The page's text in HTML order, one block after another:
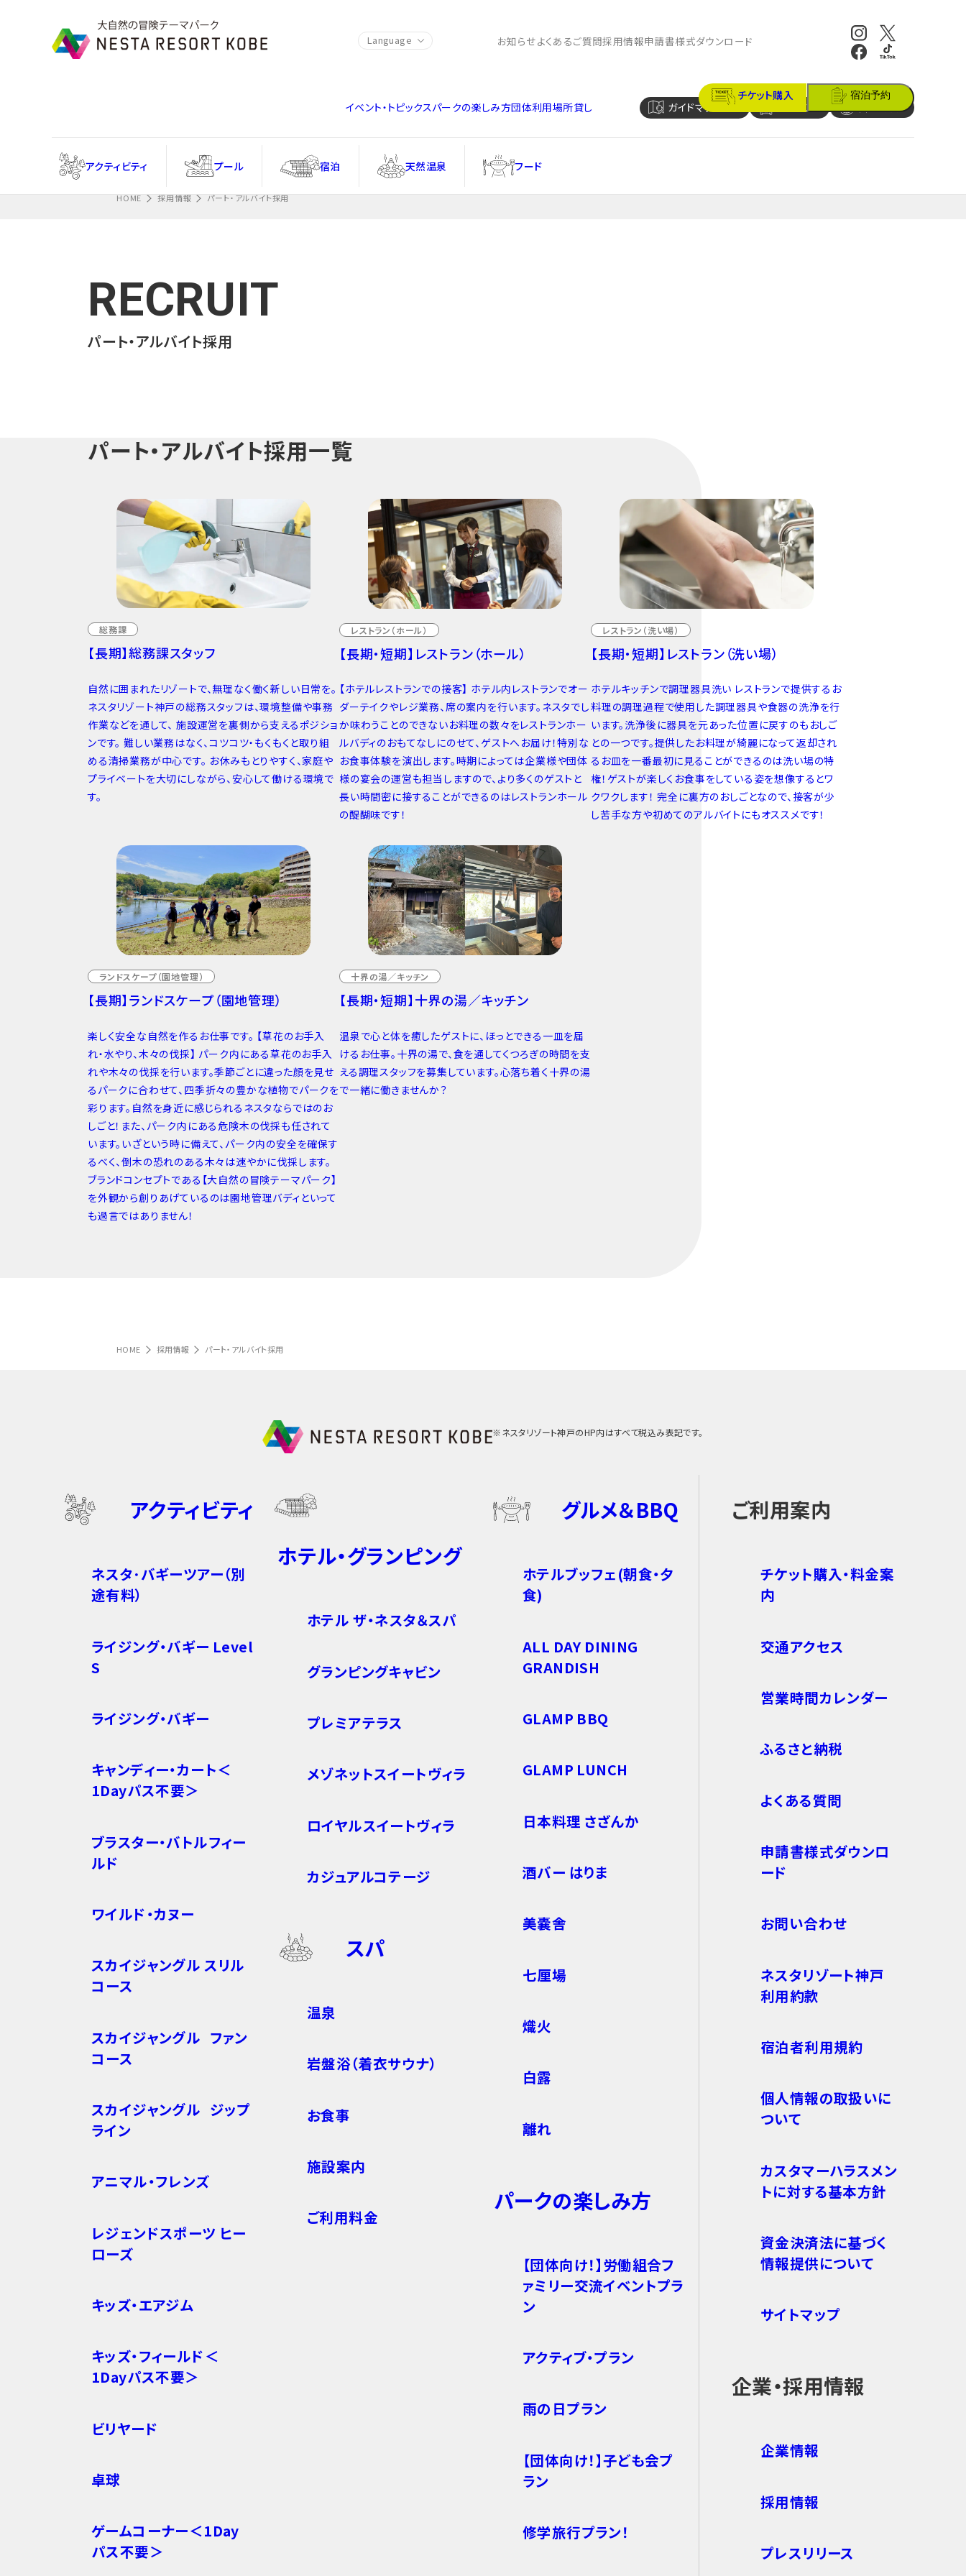
ガイドマップ アクセス
Language
チケット購入 宿泊予約
アクティ ビティ プール 宿泊 天然温泉 フード
イベント・トピックスパークの楽しみ方団体利用場所貸し
採用情報
お知らせよくあるご質問 申請書様式ダウンロード
忘れ物フォームはこちら
HOME 採用情報 パート・アルバイト採用
RECRUIT
パート・アルバイト採用
パート・アルバイト採用一覧
総務課
【長期】総務課スタッフ
自然に囲まれたリゾートで、無理なく働く新しい日常を。
ネスタリゾート神戸の総務スタッフは、環境整備や事務
作業などを通して、 施設運営を裏側から支えるポジショ
ンです。 難しい業務はなく、コツコツ・もくもくと取り組
める清掃業務が中心です。 お休みもとりやすく、家庭や
プライベートを大切にしながら、安心して働ける環境で
す。
レストラン（ホール）
【長期・短期】レストラン（ホール）
【ホテルレストランでの接客】 ホテル内レストランでオー
ダーテイクやレジ業務、席の案内を行います。ネスタでし
か味わうことのできないお料理の数々をレストランホー
ルバディのおもてなしにのせて、ゲストへお届け！特別な
お食事体験を演出します。時期によっては企業様や団体
様の宴会の運営も担当しますので、より多くのゲストと
長い時間密に接することができるのはレストランホール
の醍醐味です！
レストラン（洗い場）
【長期・短期】レストラン（洗い場）
ホテルキッチンで調理器具洗い レストランで提供するお
料理の調理過程で使用した調理器具や食器の洗浄を行
います。洗浄後に器具を元あった位置に戻すのもおしご
との一つです。提供したお料理が綺麗になって返却され
るお皿を一番最初に見ることができるのは洗い場の特
権！ゲストが楽しくお食事をしている姿を想像するとワ
クワクします！ 完全に裏方のおしごとなので、接客が少
し苦手な方や初めてのアルバイトにもオススメです！
ランドスケープ（園地管理）
【長期】ランドスケープ（園地管理）
楽しく安全な自然を作るお仕事です。 【草花のお手入
れ・水やり、木々の伐採】 パーク内にある草花のお手入
れや木々の伐採を行います。季節ごとに違った顔を見せ
るパークに合わせて、四季折々の豊かな植物でパークを
彩ります。自然を身近に感じられるネスタならではのお
しごと！また、パーク内にある危険木の伐採も任されて
います。いざという時に備えて、パーク内の安全を確保す
るべく、倒木の恐れのある木々は速やかに伐採します。
ブランドコンセプトである【大自然の冒険テーマパーク】
を外観から創りあげているのは園地管理バディといって
も過言ではありません！
十界の湯／キッチン
【長期・短期】十界の湯／キッチン
温泉で心と体を癒したゲストに、ほっとできる一皿を届
けるお仕事。十界の湯で、食を通してくつろぎの時間を支
える調理スタッフを募集しています。心落ち着く十界の湯
で一緒に働きませんか？
HOME 採用情報 パート・アルバイト採用
※ネスタリゾート神戸のHP内はすべて税込み表記です。
アクティビティ
ネスタ･バギーツアー（別
途有料）
ライジング・バギー Level
S
ライジング・バギー
キャンディー・カート＜
1Dayパス不要＞
ブラスター・バトルフィー
ルド
ワイルド・カヌー
スカイジャングル スリル
コース
スカイジャングル ファン
コース
スカイジャングル ジップ
ライン
アニマル・フレンズ
レジェンドスポーツ ヒー
ローズ
キッズ・エアジム
キッズ・フィールド＜
1Dayパス不要＞
ビリヤード
卓球
ゲームコーナー＜1Day
パス不要＞
ホテル・グランピング
ホテル ザ・ネスタ＆スパ
グランピングキャビン
プレミアテラス
メゾネットスイートヴィラ
ロイヤルスイートヴィラ
カジュアルコテージ
スパ
温泉
岩盤浴（着衣サウナ）
お食事
施設案内
ご利用料金
グルメ＆BBQ
ホテルブッフェ(朝食・夕
食)
ALL DAY DINING
GRANDISH
GLAMP BBQ
GLAMP LUNCH
日本料理 さざんか
酒バー はりま
美嚢舎
七厘場
熾火
白露
離れ
パークの楽しみ方
【団体向け！】労働組合フ
ァミリー交流イベントプラ
ン
アクティブ・プラン
雨の日プラン
【団体向け！】子ども会プ
ラン
修学旅行プラン！
ご利用案内
チケット購入・料金案
内
交通アクセス
営業時間カレンダー
ふるさと納税
よくある質問
申請書様式ダウンロ
ード
お問い合わせ
ネスタリゾート神戸
利用約款
宿泊者利用規約
個人情報の取扱いに
ついて
カスタマーハラスメン
トに対する基本方針
資金決済法に基づく
情報提供について
サイトマップ
企業・採用情報
企業情報
採用情報
プレスリリース